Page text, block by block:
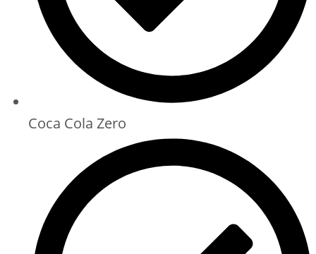
Coca Cola Zero